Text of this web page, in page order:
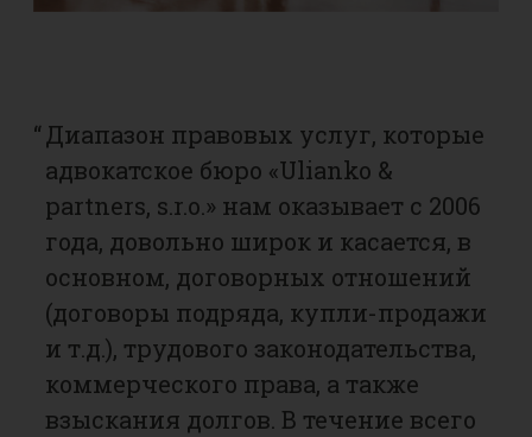
“Диапазон правовых услуг, которые
адвокатское бюро «Ulianko &
partners, s.r.o.» нам оказывает с 2006
года, довольно широк и касается, в
основном, договорных отношений
(договоры подряда, купли-продажи
и т.д.), трудового законодательства,
коммерческого права, а также
взыскания долгов. В течение всего